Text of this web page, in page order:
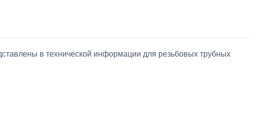
в технической информации для резьбовых трубных